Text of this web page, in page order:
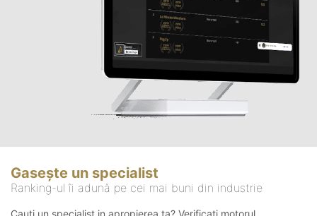
Gasește un specialist
Ranking-ul îi adună pe cei mai buni din industrie
Cauți un specialist in apropierea ta? Verificați motorul